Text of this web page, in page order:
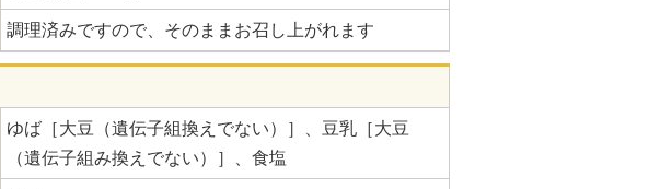
調理済みですので、そのままお召し上がれます
ゆば［大豆（遺伝子組換えでない）］、豆乳［大豆
（遺伝子組み換えでない）］、食塩